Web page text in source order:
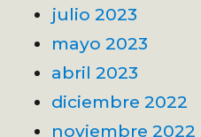
julio 2023
mayo 2023
abril 2023
diciembre 2022
noviembre 2022